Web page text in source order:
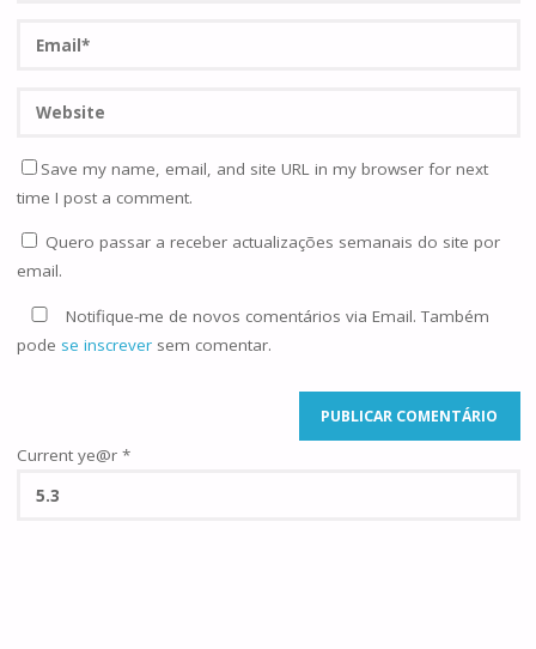
Save my name, email, and site URL in my browser for next
time I post a comment.
Quero passar a receber actualizações semanais do site por
email.
Notifique-me de novos comentários via Email. Também
pode se inscreversem comentar.
Current ye@r *